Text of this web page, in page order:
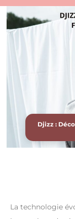
Djizz :
La technologie